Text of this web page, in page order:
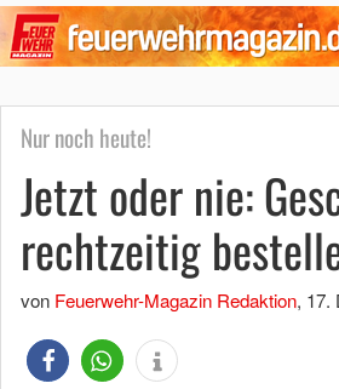
Nur noch heute!
Jetzt oder nie:
rechtzeitig
von Feuerwehr-Magazin Redaktion, 17.